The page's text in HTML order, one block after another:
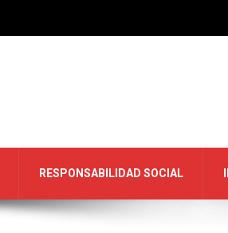
RESPONSABILIDAD SOCIAL